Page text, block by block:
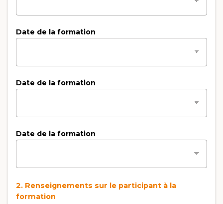
Date de la formation
Date de la formation
Date de la formation
2. Renseignements sur le participant à la
formation